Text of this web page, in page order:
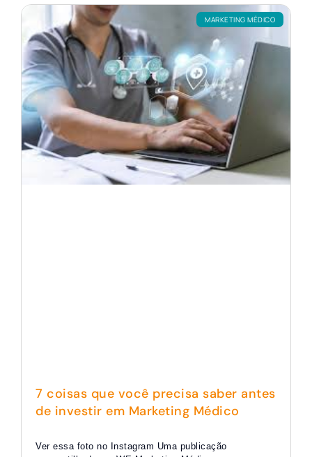
MARKETING MÉDICO
7 coisas que você precisa saber antes
de investir em Marketing Médico
Ver essa foto no Instagram Uma publicação